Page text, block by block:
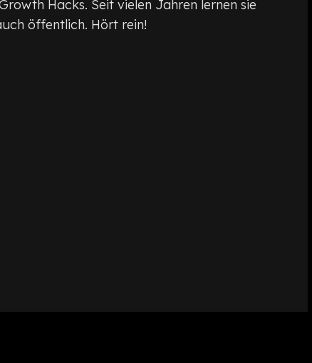
Hacks. Seit vielen Jahren lernen sie
öffentlich. Hört rein!